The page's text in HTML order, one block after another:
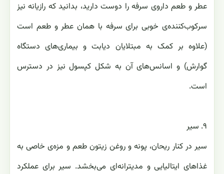
عطر و طعم داروی سرفه را دوست دارید، بدانید که رازیانه نیز
سرکوب‌کننده‌ی خوبی برای سرفه با همان عطر و طعم است
(علاوه بر کمک به مبتلایان دیابت و بیماری‌های دستگاه
گوارش) و اسانس‌های آن به شکل کپسول نیز در دسترس
است.
۹. سیر
سیر در کنار ریحان، پونه و روغن زیتون طعم و مزه‌ی خاصی به
غذاهای ایتالیایی و مدیترانه‌ای می‌بخشد. سیر برای عملکرد